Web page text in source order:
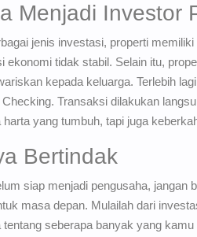
Menjadi Investor
jenis investasi, properti
ekonomi tidak stabil. Selain itu,
kepada keluarga. Terlebih
Transaksi dilakukan
harta yang tumbuh, tapi juga
Bertindak
siap menjadi pengusaha, jangan
masa depan. Mulailah dari
tentang seberapa banyak yang